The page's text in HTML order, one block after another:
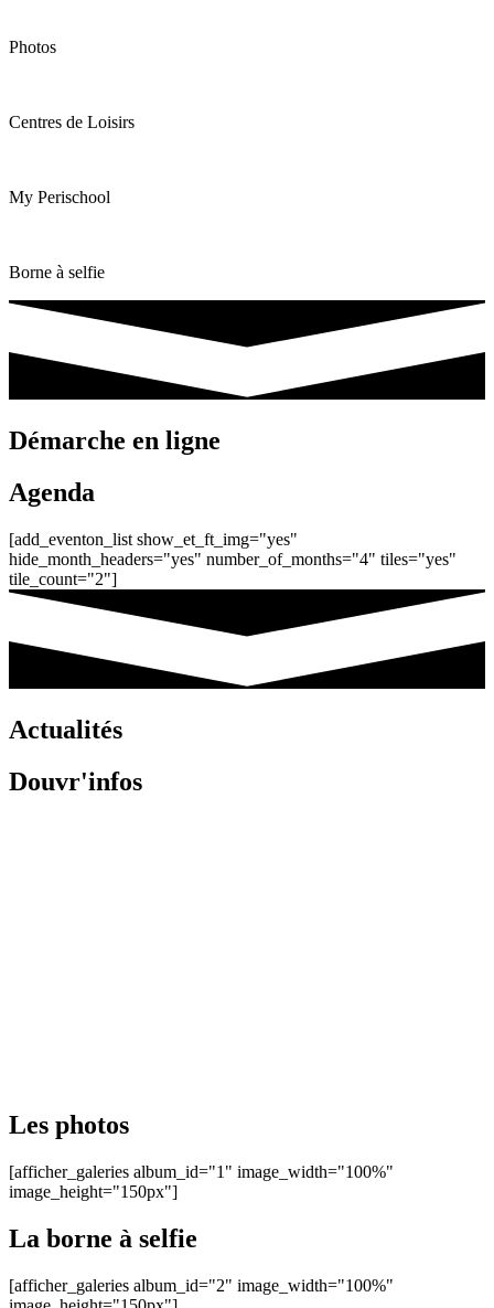
Photos
Centres de Loisirs
My Perischool
Borne à selfie
Démarche en ligne
Agenda
[add_eventon_list show_et_ft_img="yes"
hide_month_headers="yes" number_of_months="4" tiles="yes"
tile_count="2"]
Actualités
Douvr'infos
Les photos
[afficher_galeries album_id="1" image_width="100%"
image_height="150px"]
La borne à selfie
[afficher_galeries album_id="2" image_width="100%"